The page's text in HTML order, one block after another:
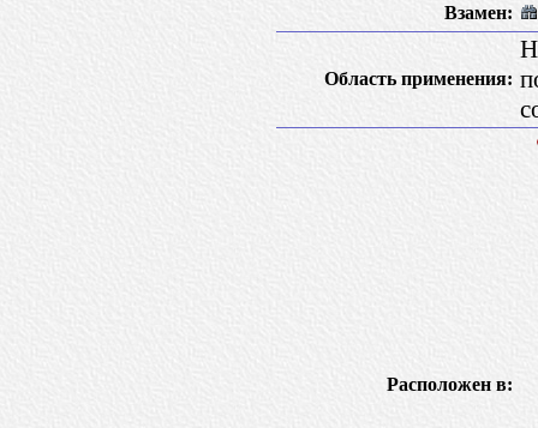
Взамен:
Область применения:
Расположен в: